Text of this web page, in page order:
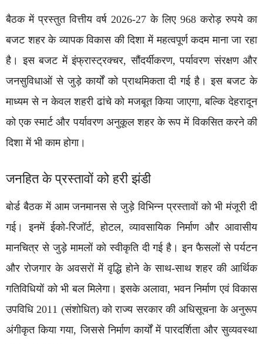
बैठक में प्रस्तुत वित्तीय वर्ष 2026-27 के लिए 968 करोड़ रुपये का
बजट शहर के व्यापक विकास की दिशा में महत्वपूर्ण कदम माना जा रहा
है। इस बजट में इंफ्रास्ट्रक्चर, सौंदर्यीकरण, पर्यावरण संरक्षण और
जनसुविधाओं से जुड़े कार्यों को प्राथमिकता दी गई है। इस बजट के
माध्यम से न केवल शहरी ढांचे को मजबूत किया जाएगा, बल्कि देहरादून
को एक स्मार्ट और पर्यावरण अनुकूल शहर के रूप में विकसित करने की
दिशा में भी काम होगा।
जनहित के प्रस्तावों को हरी झंडी
बोर्ड बैठक में आम जनमानस से जुड़े विभिन्न प्रस्तावों को भी मंजूरी दी
गई। इनमें ईको-रिजॉर्ट, होटल, व्यावसायिक निर्माण और आवासीय
मानचित्र से जुड़े मामलों को स्वीकृति दी गई है। इन फैसलों से पर्यटन
और रोजगार के अवसरों में वृद्धि होने के साथ-साथ शहर की आर्थिक
गतिविधियों को भी बल मिलेगा। इसके अलावा, भवन निर्माण एवं विकास
उपविधि 2011 (संशोधित) को राज्य सरकार की अधिसूचना के अनुरूप
अंगीकृत किया गया, जिससे निर्माण कार्यों में पारदर्शिता और सुव्यवस्था